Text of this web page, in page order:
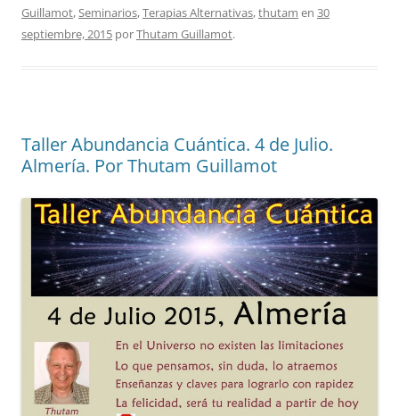
Guillamot,Seminarios,Terapias Alternativas,thutam en 30
septiembre, 2015 porThutam Guillamot.
Taller Abundancia Cuántica. 4 de Julio.
Almería. Por Thutam Guillamot